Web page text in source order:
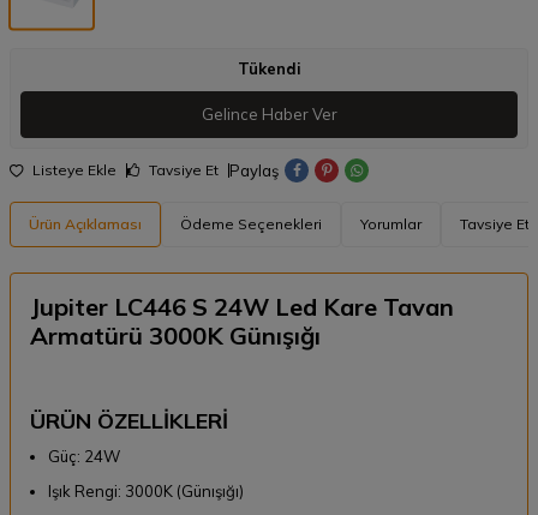
Tükendi
Gelince Haber Ver
Listeye Ekle Tavsiye Et Paylaş
Ürün Açıklaması Ödeme Seçenekleri Yorumlar Tavsiye Et
Jupiter LC446 S 24W Led Kare Tavan
Armatürü 3000K Günışığı
ÜRÜN ÖZELLİKLERİ
Güç: 24W
Işık Rengi: 3000K (Günışığı)